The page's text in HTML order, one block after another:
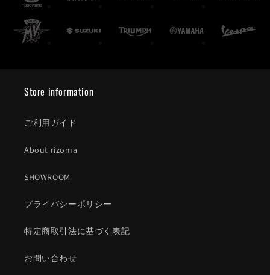
Store information
ご利用ガイド
About rizoma
SHOWROOM
プライバシーポリシー
特定商取引法に基づく表記
お問い合わせ